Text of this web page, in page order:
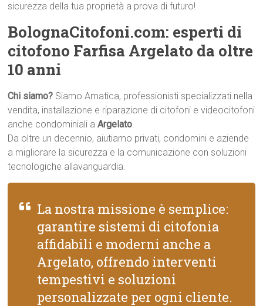
sicurezza della tua proprietà a prova di futuro!
BolognaCitofoni.com: esperti di
citofono Farfisa Argelato da oltre
10 anni
Chi siamo? Siamo Amatica, professionisti specializzati nella
vendita, installazione e riparazione di citofoni e videocitofoni
anche condominiali aArgelato.
Da oltre un decennio, aiutiamo privati, condomini e aziende
a migliorare la sicurezza e la comunicazione con soluzioni
tecnologiche allavanguardia.
La nostra missione è semplice:
garantire sistemi di citofonia
affidabili e moderni anche a
Argelato, offrendo interventi
tempestivi e soluzioni
personalizzate per ogni cliente.